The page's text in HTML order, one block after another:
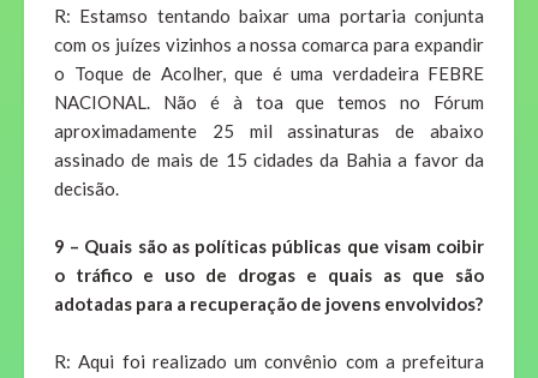
R: Estamso tentando baixar uma portaria conjunta
com os juízes vizinhos a nossa comarca para expandir
o Toque de Acolher, que é uma verdadeira FEBRE
NACIONAL. Não é à toa que temos no Fórum
aproximadamente 25 mil assinaturas de abaixo
assinado de mais de 15 cidades da Bahia a favor da
decisão.
9 – Quais são as políticas públicas que visam coibir
o tráfico e uso de drogas e quais as que são
adotadas para a recuperação de jovens envolvidos?
R: Aqui foi realizado um convênio com a prefeitura